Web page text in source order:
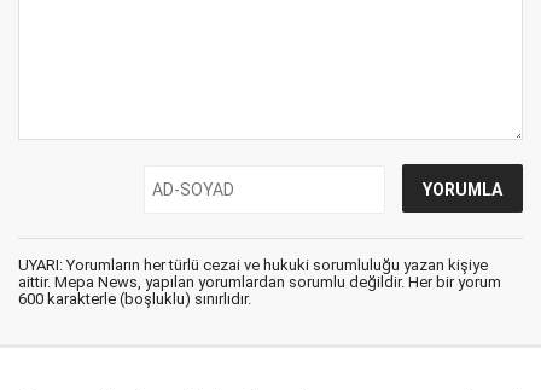
UYARI: Yorumların her türlü cezai ve hukuki sorumluluğu yazan kişiye
aittir. Mepa News, yapılan yorumlardan sorumlu değildir. Her bir yorum
600 karakterle (boşluklu) sınırlıdır.